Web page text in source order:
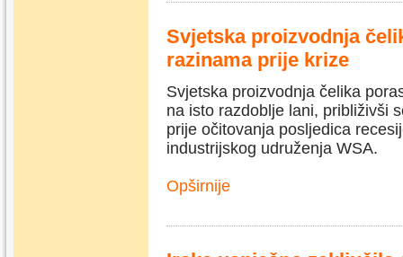
Svjetska proizvodnja
razinama prije krize
Svjetska proizvodnja čelika
na isto razdoblje lani, približivši
prije očitovanja posljedica
industrijskog udruženja WSA.
Opširnije